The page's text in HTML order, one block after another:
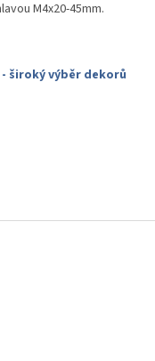
M4x20-45mm.
široký výběr dekorů